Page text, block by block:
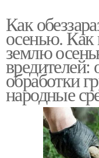
Как
осенью. Как
землю
обработки
народные